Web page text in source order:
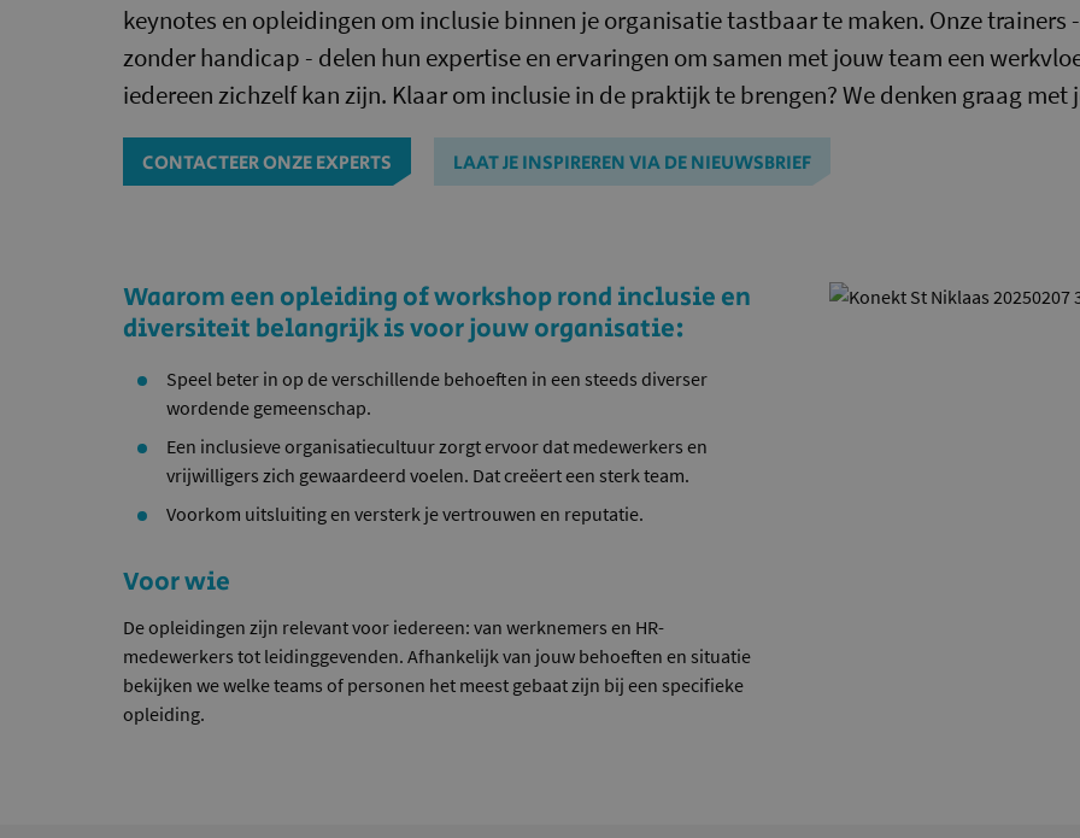
keynotes en opleidingen om inclusie binnen je organisatie tastbaar te maken. Onze trainers
zonder handicap - delen hun expertise en ervaringen om samen met jouw team een
iedereen zichzelf kan zijn. Klaar om inclusie in de praktijk te brengen? We denken graag met
CONTACTEER ONZE EXPERTS LAAT JE INSPIREREN VIA DE NIEUWSBRIEF
Waarom een opleiding of workshop rond inclusie en
diversiteit belangrijk is voor jouw organisatie:
Speel beter in op de verschillende behoeften in een steeds diverser
wordende gemeenschap.
Een inclusieve organisatiecultuur zorgt ervoor dat medewerkers en
vrijwilligers zich gewaardeerd voelen. Dat creëert een sterk team.
Voorkom uitsluiting en versterk je vertrouwen en reputatie.
Voor wie
De opleidingen zijn relevant voor iedereen: van werknemers en HR-
medewerkers tot leidinggevenden. Afhankelijk van jouw behoeften en situatie
bekijken we welke teams of personen het meest gebaat zijn bij een specifieke
opleiding.